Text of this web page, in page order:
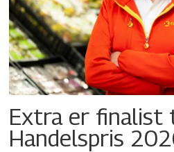
Extra er finalist
Handelspris